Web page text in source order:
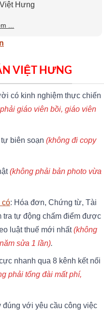
Hưng
...
VIỆT HƯNG
có kinh nghiệm thực chiến
giáo viên bồi, giáo viên
biên soạn (không đi copy
(không phải bản photo vừa
có: Hóa đơn, Chứng từ, Tài
tra tự động chấm điểm được
luật thuế mới nhất(không
sửa 1 lần).
nhanh qua 8 kênh kết nối
phải tổng đài mất phí,
với yêu cầu công việc